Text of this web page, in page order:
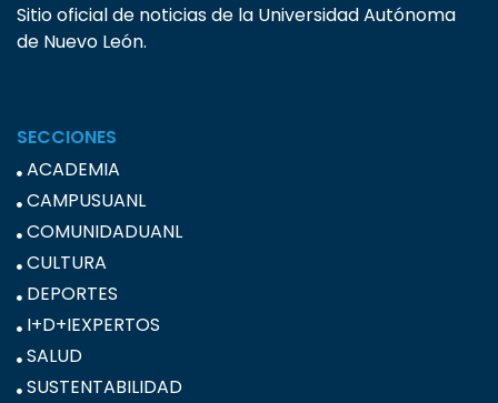
Sitio oficial de noticias de la Universidad Autónoma
de Nuevo León.
SECCIONES
ACADEMIA
CAMPUSUANL
COMUNIDADUANL
CULTURA
DEPORTES
I+D+IEXPERTOS
SALUD
SUSTENTABILIDAD